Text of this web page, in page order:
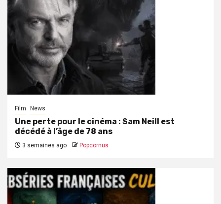
Film News
Une perte pour le cinéma : Sam Neill est
décédé à l’âge de 78 ans
3 semaines ago Popcornus